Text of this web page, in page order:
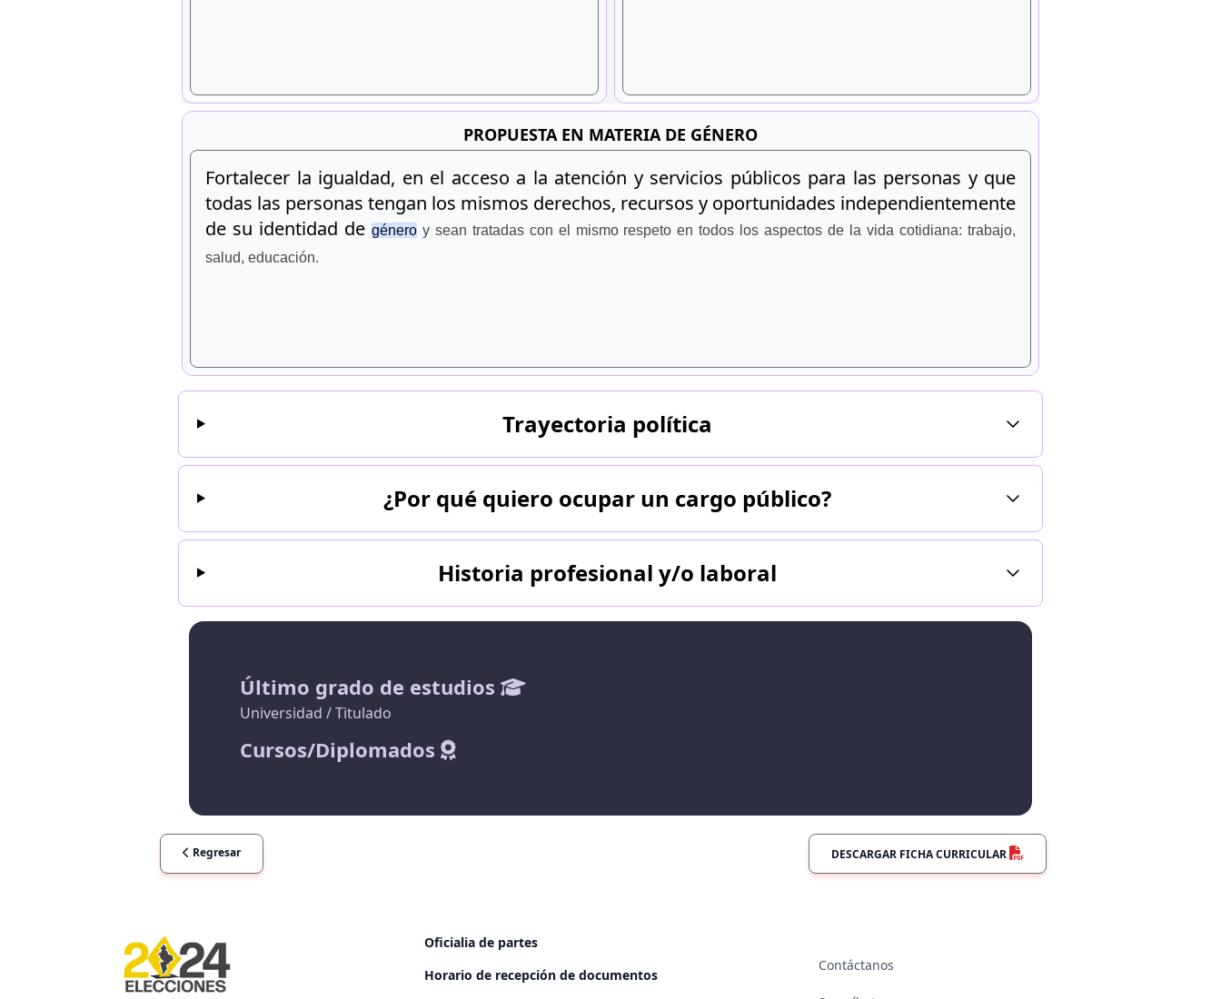
PROPUESTA EN MATERIA DE GÉNERO
Fortalecer la igualdad, en el acceso a la atención y servicios públicos para las personas y que
todas las personas tengan los mismos derechos, recursos y oportunidades independientemente
de su identidad de géneroy sean tratadas con el mismo respeto en todos los aspectos de la vida cotidiana: trabajo,
salud, educación.
Trayectoria política
¿Por qué quiero ocupar un cargo público?
Historia profesional y/o laboral
Último grado de estudios
Universidad / Titulado
Cursos/Diplomados
Regresar DESCARGAR FICHA CURRICULAR
Oficialia de partes
Horario de recepción de documentos
Contáctanos